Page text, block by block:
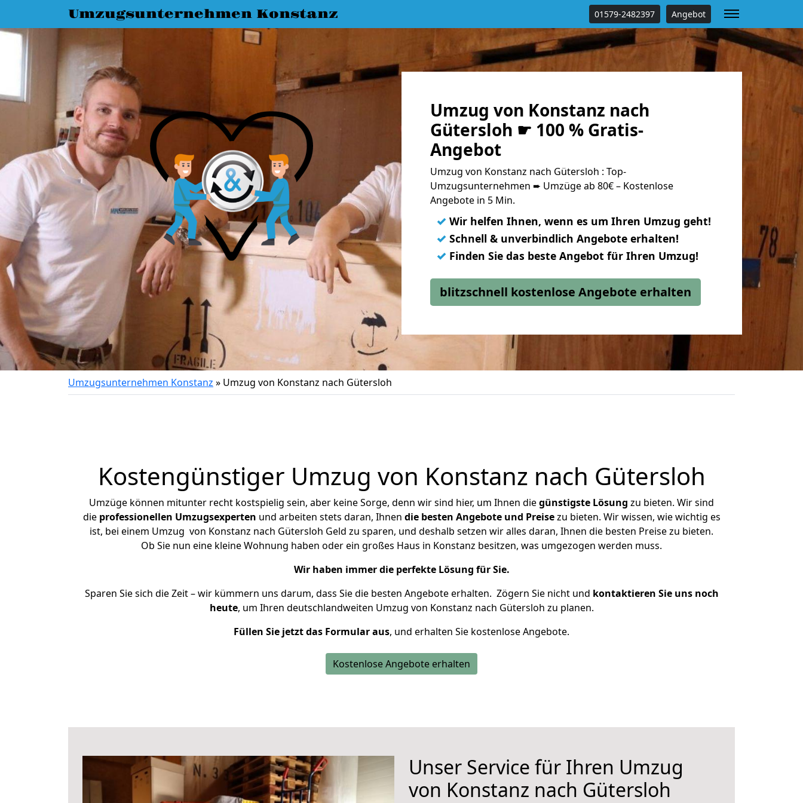
Umzugsunternehmen Konstanz 01579-2482397 Angebot
Umzug von Konstanz nach
Gütersloh ☛ 100 % Gratis-
Angebot
Umzug von Konstanz nach Gütersloh : Top-
Umzugsunternehmen ➨ Umzüge ab 80€ – Kostenlose
Angebote in 5 Min.
✓ Wir helfen Ihnen, wenn es um Ihren Umzug geht!
✓ Schnell & unverbindlich Angebote erhalten!
✓ Finden Sie das beste Angebot für Ihren Umzug!
blitzschnell kostenlose Angebote erhalten
Umzugsunternehmen Konstanz » Umzug von Konstanz nach Gütersloh
Kostengünstiger Umzug von Konstanz nach Gütersloh
Umzüge können mitunter recht kostspielig sein, aber keine Sorge, denn wir sind hier, um Ihnen diegünstigste Lösung zu bieten. Wir sind
die professionellen Umzugsexperten und arbeiten stets daran, Ihnen die besten Angebote und Preisezu bieten. Wir wissen, wie wichtig es
ist, bei einem Umzug von Konstanz nach Gütersloh Geld zu sparen, und deshalb setzen wir alles daran, Ihnen die besten Preise zu bieten.
Ob Sie nun eine kleine Wohnung haben oder ein großes Haus in Konstanz besitzen, was umgezogen werden muss.
Wir haben immer die perfekte Lösung für Sie.
Sparen Sie sich die Zeit – wir kümmern uns darum, dass Sie die besten Angebote erhalten. Zögern Sie nicht und kontaktieren Sie uns noch
heute, um Ihren deutschlandweiten Umzug von Konstanz nach Gütersloh zu planen.
Füllen Sie jetzt das Formular aus, und erhalten Sie kostenlose Angebote.
Kostenlose Angebote erhalten
Unser Service für Ihren Umzug
von Konstanz nach Gütersloh